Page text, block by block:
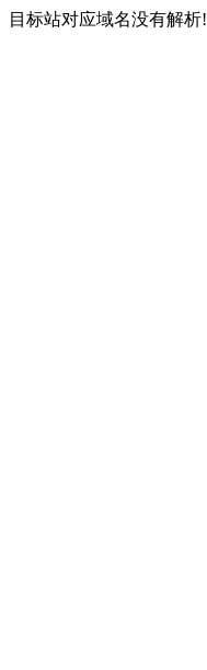
目标站对应域名没有解析!